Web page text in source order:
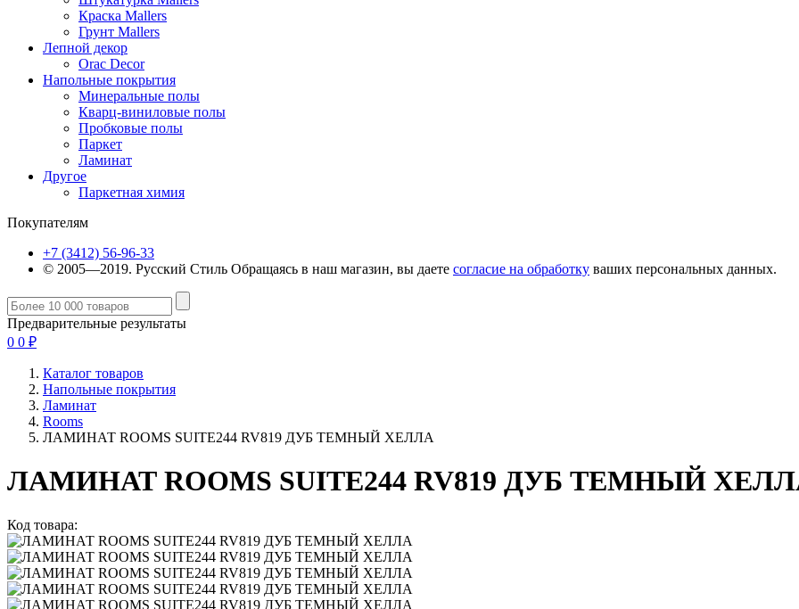
Краска Mallers
Грунт Mallers
Лепной декор
Orac Decor
Напольные покрытия
Минеральные полы
Кварц-виниловые полы
Пробковые полы
Паркет
Ламинат
Другое
Паркетная химия
Покупателям
+7 (3412) 56-96-33
© 2005—2019. Русский Стиль Обращаясь в наш магазин, вы даете согласие на обработку ваших персональных данных.
Предварительные результаты
0 0 ₽
Каталог товаров
Напольные покрытия
Ламинат
Rooms
ЛАМИНАТ ROOMS SUITE244 RV819 ДУБ ТЕМНЫЙ ХЕЛЛА
ЛАМИНАТ ROOMS SUITE244 RV819 ДУБ ТЕМНЫЙ
Код товара: